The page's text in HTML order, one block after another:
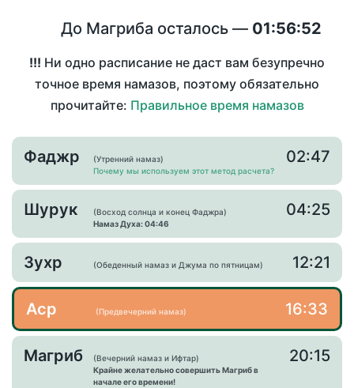
До Магриба осталось — 01:56:52
!!! Ни одно расписание не даст вам безупречно
точное время намазов, поэтому обязательно
прочитайте: Правильное время намазов
Фаджр
(Утренний намаз)
Почему мы используем этот метод расчета?
02:47
Шурук
(Восход солнца и конец Фаджра)
Намаз Духа: 04:46
04:25
Зухр (Обеденный намаз и Джума по пятницам) 12:21
Аср (Предвечерний намаз) 16:33
Магриб
(Вечерний намаз и Ифтар)
Крайне желательно совершить Магриб в
начале его времени!
20:15